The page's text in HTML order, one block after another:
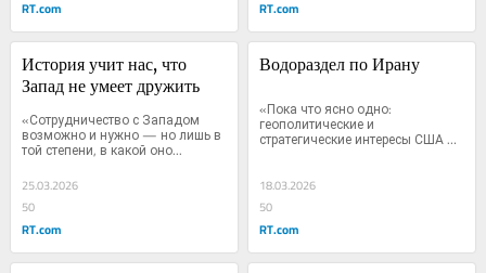
RT.com RT.com
История учит нас, что
Запад не умеет дружить
«Сотрудничество с Западом
возможно и нужно — но лишь в
той степени, в какой оно...
25.03.2026
50
RT.com
Водораздел по Ирану
«Пока что ясно одно:
геополитические и
стратегические интересы США и
Евросоюза...
18.03.2026
50
RT.com